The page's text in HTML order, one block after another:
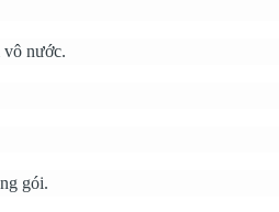
vô nước.
gói.